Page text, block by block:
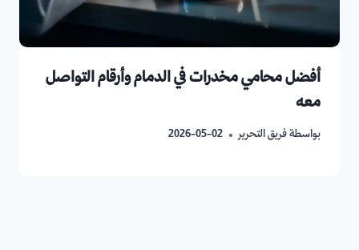
أفضل محامي مخدرات في الدمام وأرقام التواصل
معه
بواسطةفريق التحرير 2026-05-02